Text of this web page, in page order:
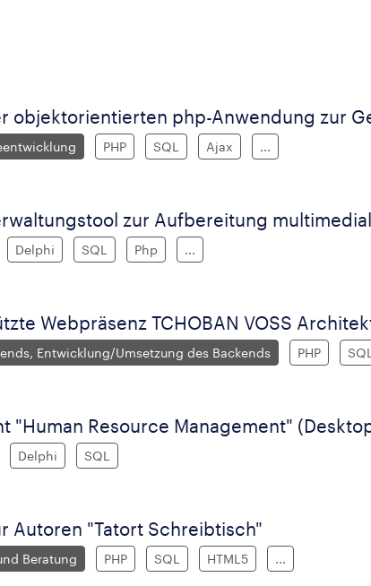
objektorientierten php-Anwendung zur
PHP SQL Ajax ...
zur Aufbereitung
Delphi SQL Php ...
Webpräsenz TCHOBAN VOSS
Entwicklung/Umsetzung des Backends PHP SQL
"Human Resource Management"
Delphi SQL
Autoren "Tatort Schreibtisch"
Beratung PHP SQL HTML5 ...